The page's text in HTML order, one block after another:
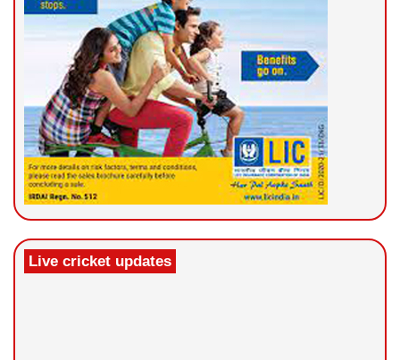
Live cricket updates